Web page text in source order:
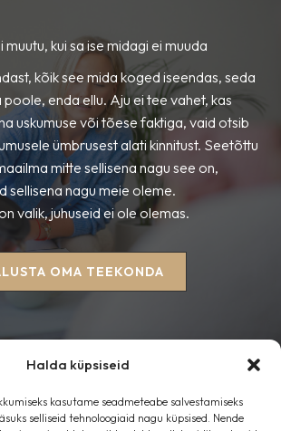
Halda küpsiseid
kasutame seadmeteabe salvestamiseks
selliseid tehnoloogiaid nagu küpsised. Nende
muutu, kui sa ise midagi ei muuda
kõik see mida koged iseendas, seda
enda ellu. Aju ei tee vahet, kas
uskumuse või tõese faktiga, vaid otsib
ümbrusest alati kinnitust. Seetõttu
mitte sellisena nagu see on,
sellisena nagu meie oleme.
valik, juhuseid ei ole olemas.
OMA TEEKONDA
Esileht